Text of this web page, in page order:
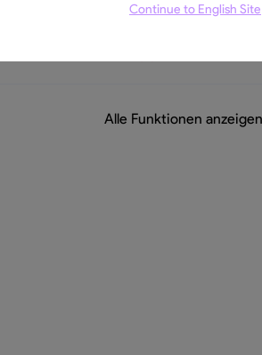
Continue to English Site
Alle Funktionen anzeigen